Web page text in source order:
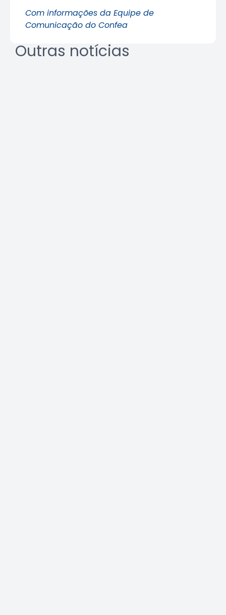
Com informações da Equipe de
Comunicação do Confea
Outras notícias